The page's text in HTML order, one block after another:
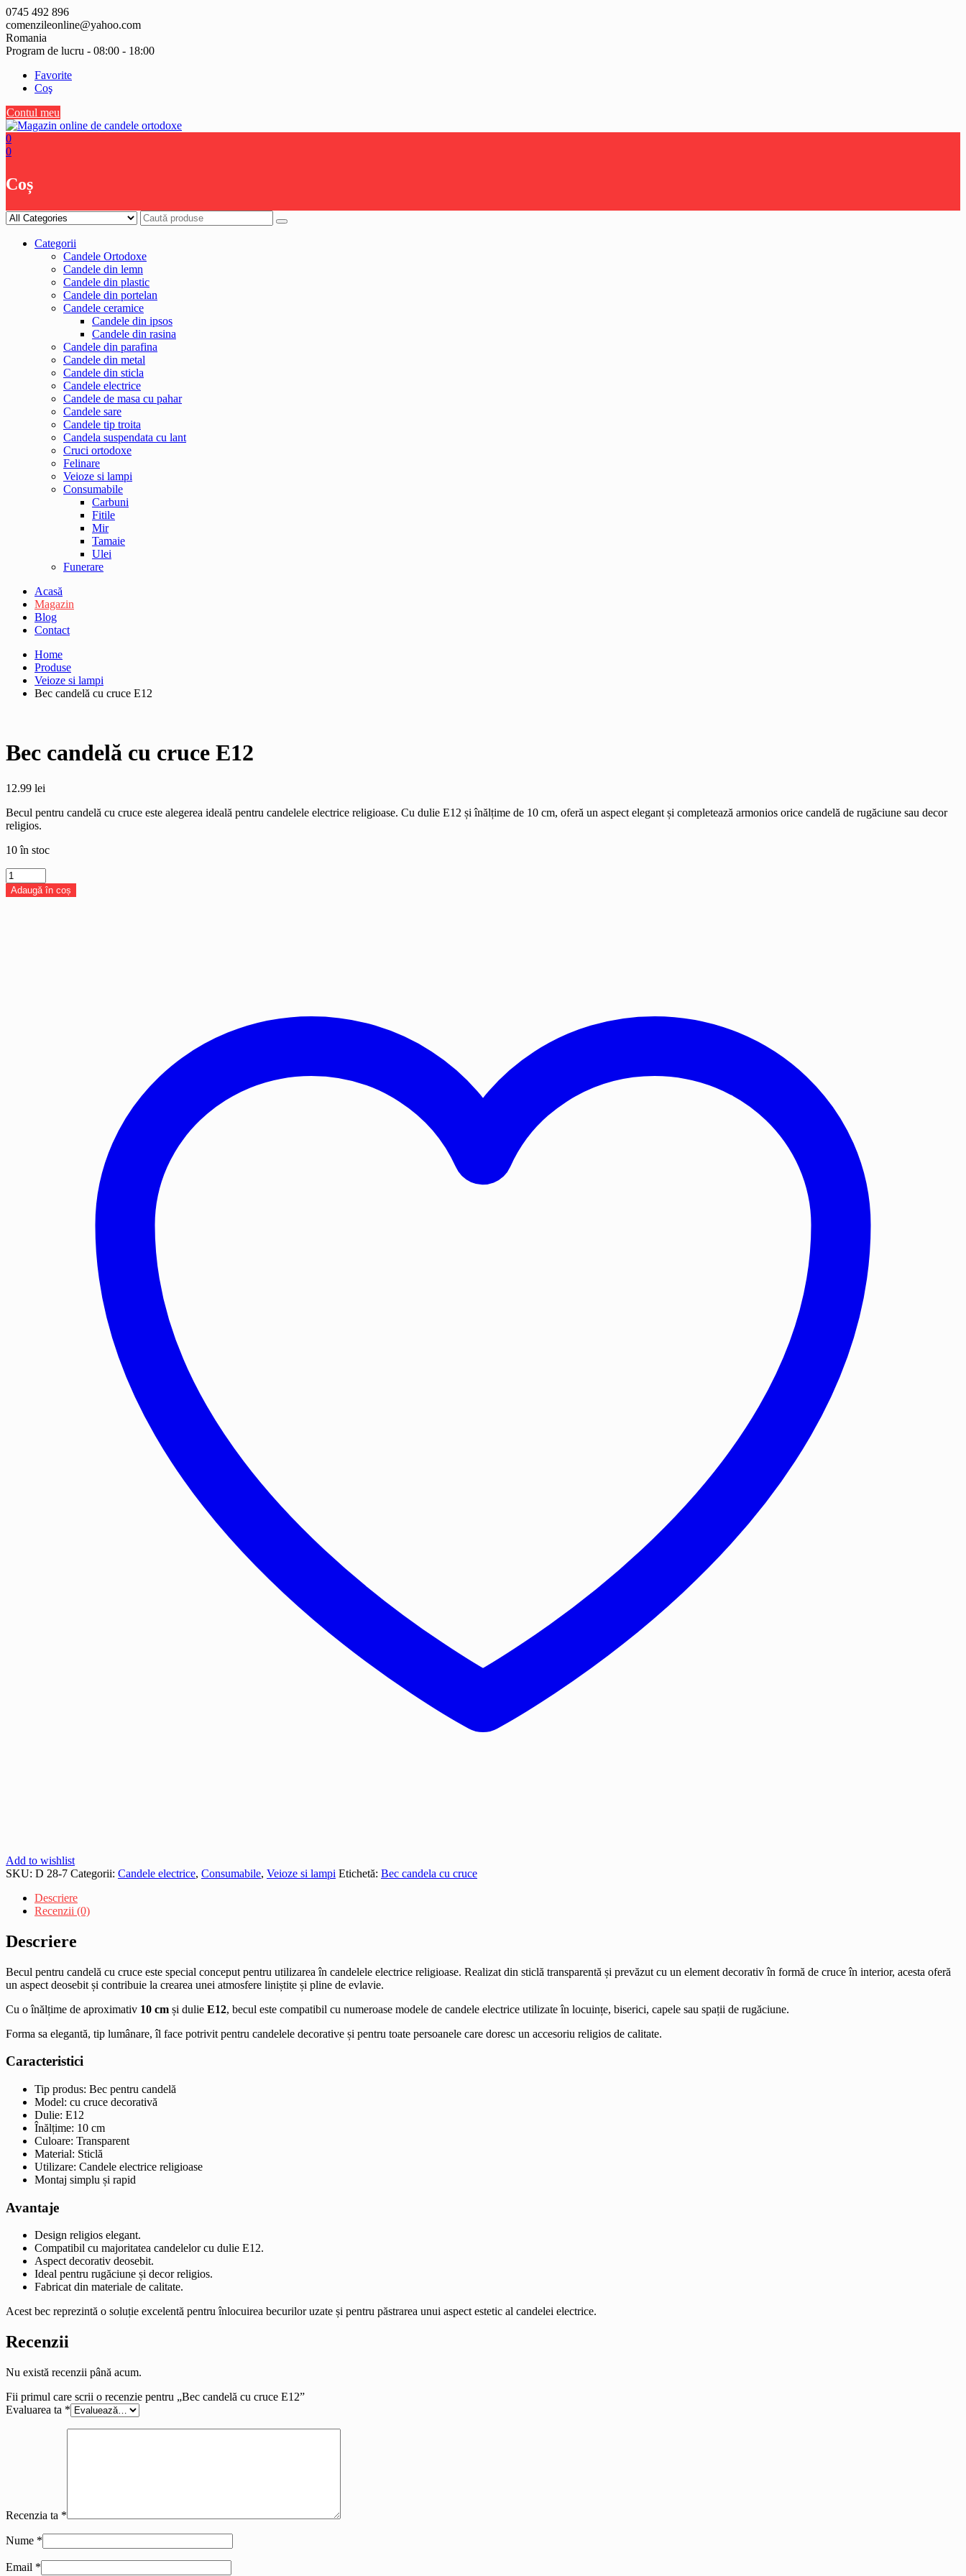
Skip
to
content
0745 492 896
comenzileonline@yahoo.com
Romania
Program de lucru - 08:00 - 18:00
Favorite
Coş
Contul meu
0
0
Coș
Categorii
Candele Ortodoxe
Candele din lemn
Candele din plastic
Candele din portelan
Candele ceramice
Candele din ipsos
Candele din rasina
Candele din parafina
Candele din metal
Candele din sticla
Candele electrice
Candele de masa cu pahar
Candele sare
Candele tip troita
Candela suspendata cu lant
Cruci ortodoxe
Felinare
Veioze si lampi
Consumabile
Carbuni
Fitile
Mir
Tamaie
Ulei
Funerare
Acasă
Magazin
Blog
Contact
Home
Produse
Veioze si lampi
Bec candelă cu cruce E12
Bec candelă cu cruce E12
12.99 lei
Becul pentru candelă cu cruce este alegerea ideală pentru candelele electrice religioase. Cu dulie E12 și înălțime de 10 cm, oferă un aspect elegant și completează armonios orice candelă de rugăciune sau decor
religios.
10 în stoc
Cantitate
Bec
candelă
Adaugă în coș
Add to wishlist
SKU: D 28-7 Categorii: Candele electrice, Consumabile, Veioze si lampi Etichetă: Bec candela cu cruce
Descriere
Recenzii (0)
Descriere
Becul pentru candelă cu cruce este special conceput pentru utilizarea în candelele electrice religioase. Realizat din sticlă transparentă și prevăzut cu un element decorativ în formă de cruce în interior, acesta oferă
un aspect deosebit și contribuie la crearea unei atmosfere liniștite și pline de evlavie.
Cu o înălțime de aproximativ 10 cm și dulie E12, becul este compatibil cu numeroase modele de candele electrice utilizate în locuințe, biserici, capele sau spații de rugăciune.
Forma sa elegantă, tip lumânare, îl face potrivit pentru candelele decorative și pentru toate persoanele care doresc un accesoriu religios de calitate.
Caracteristici
Tip produs: Bec pentru candelă
Model: cu cruce decorativă
Dulie: E12
Înălțime: 10 cm
Culoare: Transparent
Material: Sticlă
Utilizare: Candele electrice religioase
Montaj simplu și rapid
Avantaje
Design religios elegant.
Compatibil cu majoritatea candelelor cu dulie E12.
Aspect decorativ deosebit.
Ideal pentru rugăciune și decor religios.
Fabricat din materiale de calitate.
Acest bec reprezintă o soluție excelentă pentru înlocuirea becurilor uzate și pentru păstrarea unui aspect estetic al candelei electrice.
Recenzii
Nu există recenzii până acum.
Fii primul care scrii o recenzie pentru „Bec candelă cu cruce E12”
Evaluarea ta *
Recenzia ta *
Nume *
Email *